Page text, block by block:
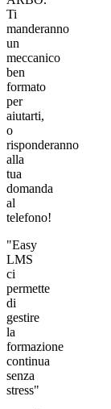
Ti
manderanno
un
meccanico
ben
formato
per
aiutarti,
o
risponderanno
alla
tua
domanda
al
telefono!
"Easy
LMS
ci
permette
di
gestire
la
formazione
continua
senza
stress"